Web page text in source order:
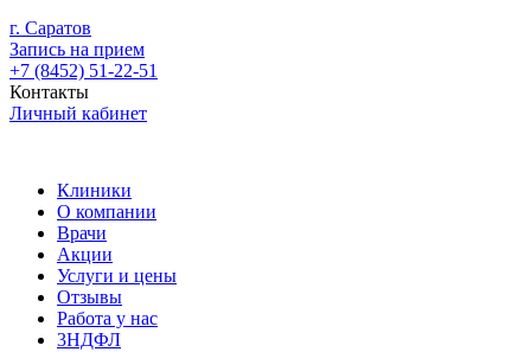
г. Саратов
Запись на прием
+7 (8452) 51-22-51
Контакты
Личный кабинет
Клиники
О компании
Врачи
Акции
Услуги и цены
Отзывы
Работа у нас
3НДФЛ